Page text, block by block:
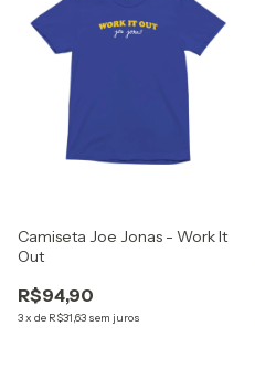
Camiseta Joe Jonas - Work It
Out
R$94,90
3x de R$31,63 sem juros